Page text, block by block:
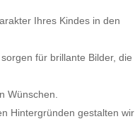
Ihres Kindes in den
für brillante Bilder, die
Wünschen.
Hintergründen gestalten wir